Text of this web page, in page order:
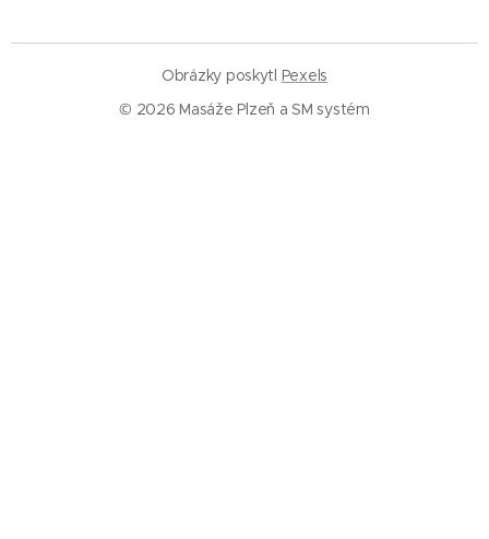
Obrázky poskytl Pexels
© 2026 Masáže Plzeň a SM systém